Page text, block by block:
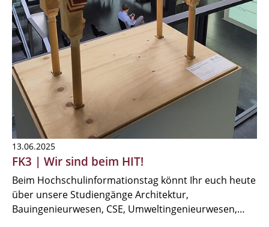
13.06.2025
FK3 | Wir sind beim HIT!
Beim Hochschulinformationstag könnt Ihr euch heute
über unsere Studiengänge Architektur,
Bauingenieurwesen, CSE, Umweltingenieurwesen,…